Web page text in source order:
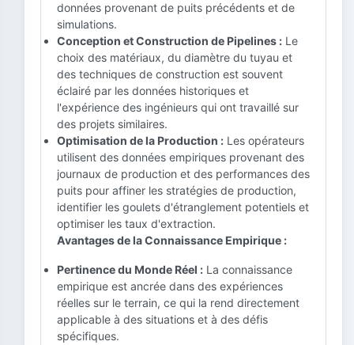
données provenant de puits précédents et de
simulations.
Conception et Construction de Pipelines : Le
choix des matériaux, du diamètre du tuyau et
des techniques de construction est souvent
éclairé par les données historiques et
l'expérience des ingénieurs qui ont travaillé sur
des projets similaires.
Optimisation de la Production : Les opérateurs
utilisent des données empiriques provenant des
journaux de production et des performances des
puits pour affiner les stratégies de production,
identifier les goulets d'étranglement potentiels et
optimiser les taux d'extraction.
Avantages de la Connaissance Empirique :
Pertinence du Monde Réel : La connaissance
empirique est ancrée dans des expériences
réelles sur le terrain, ce qui la rend directement
applicable à des situations et à des défis
spécifiques.